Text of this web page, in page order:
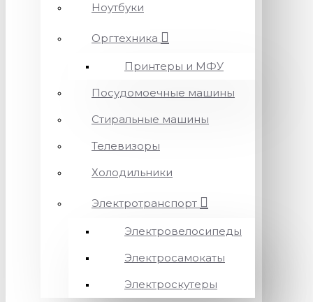
Ноутбуки
Оргтехника
Принтеры и МФУ
Посудомоечные машины
Стиральные машины
Телевизоры
Холодильники
Электротранспорт
Электровелосипеды
Электросамокаты
Электроскутеры